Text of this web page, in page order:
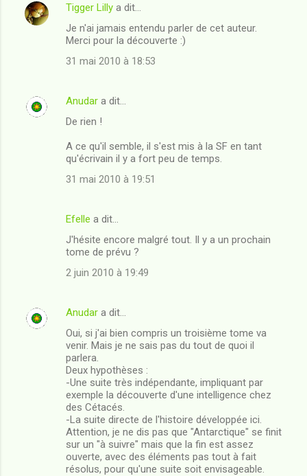
C
n
Tigger Lilly a dit…
Je n'ai jamais entendu parler de cet auteur.
Merci pour la découverte :)
31 mai 2010 à 18:53
Anudar a dit…
De rien !
A ce qu'il semble, il s'est mis à la SF en tant
qu'écrivain il y a fort peu de temps.
31 mai 2010 à 19:51
Efelle a dit…
J'hésite encore malgré tout. Il y a un prochain
tome de prévu ?
2 juin 2010 à 19:49
Anudar a dit…
Oui, si j'ai bien compris un troisième tome va
venir. Mais je ne sais pas du tout de quoi il
parlera.
Deux hypothèses :
-Une suite très indépendante, impliquant par
exemple la découverte d'une intelligence chez
des Cétacés.
-La suite directe de l'histoire développée ici.
Attention, je ne dis pas que "Antarctique" se finit
sur un "à suivre" mais que la fin est assez
ouverte, avec des éléments pas tout à fait
résolus, pour qu'une suite soit envisageable.